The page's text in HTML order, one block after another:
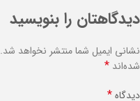
دیدگاهتان را بنویسید
نشانی ایمیل شما منتشر نخواهد شد.
شده‌اند *
دیدگاه*